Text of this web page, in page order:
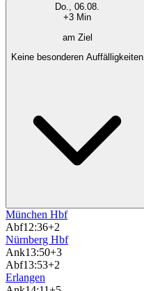
Do., 06.08.
+3 Min
am Ziel
Keine besonderen Auffälligkeiten
München Hbf
Abf12:36+2
Nürnberg Hbf
Ank13:50+3
Abf13:53+2
Erlangen